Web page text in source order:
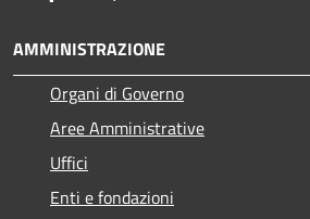
AMMINISTRAZIONE
Organi di Governo
Aree Amministrative
Uffici
Enti e fondazioni